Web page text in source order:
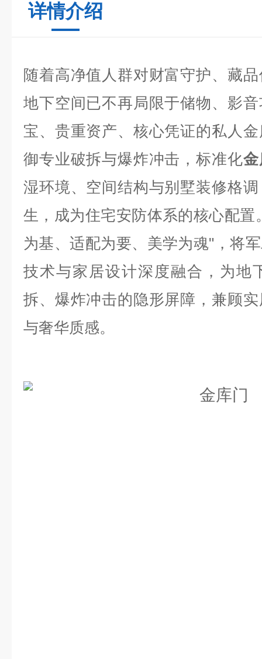
详情介绍
随着高净值人群对财富守护、藏
地下空间已不再局限于储物、影
宝、贵重资产、核心凭证的私人
御专业破拆与爆炸冲击，标准化
湿环境、空间结构与别墅装修格
生，成为住宅安防体系的核心配置
为基、适配为要、美学为魂"，将
技术与家居设计深度融合，为地
拆、爆炸冲击的隐形屏障，兼顾
与奢华质感。